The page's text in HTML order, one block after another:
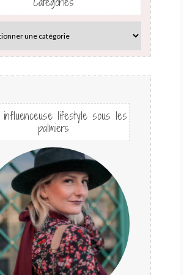
influenceuse lifestyle sous les
palmiers